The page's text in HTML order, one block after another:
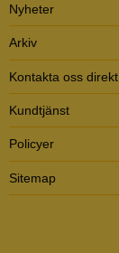
Nyheter
Arkiv
Kontakta oss direkt
Kundtjänst
Policyer
Sitemap